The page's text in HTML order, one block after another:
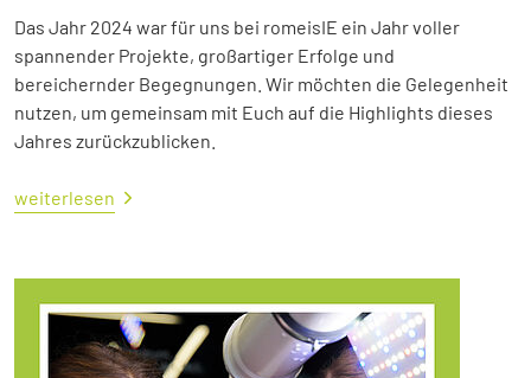
Das Jahr 2024 war für uns bei romeisIE ein Jahr voller
spannender Projekte, großartiger Erfolge und
bereichernder Begegnungen. Wir möchten die Gelegenheit
nutzen, um gemeinsam mit Euch auf die Highlights dieses
Jahres zurückzublicken.
weiterlesen